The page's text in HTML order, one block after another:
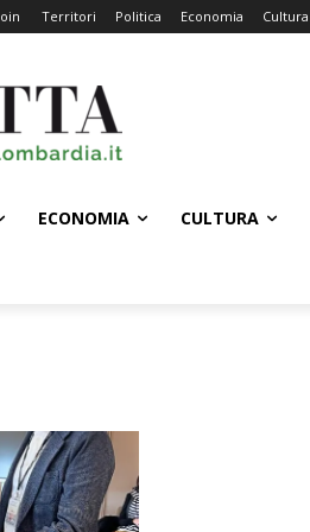
Territori Politica Economia Cultura
ECONOMIA CULTURA